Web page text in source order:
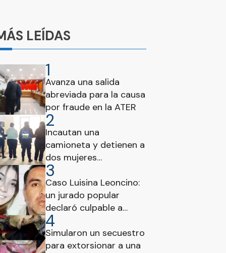
LEÍDAS
1
Avanza una salida
abreviada para la causa
por fraude en la ATER
2
Incautan una
camioneta y detienen a
dos mujeres
paraguayas en el
Puesto Vial Brazo Largo
3
Caso Luisina Leoncino:
un jurado popular
declaró culpable a
Horacio Rafael Benítez
por femicidio
4
Simularon un secuestro
para extorsionar a una